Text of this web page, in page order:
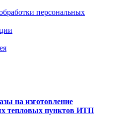
персональных
на изготовление
тепловых пунктов ИТП